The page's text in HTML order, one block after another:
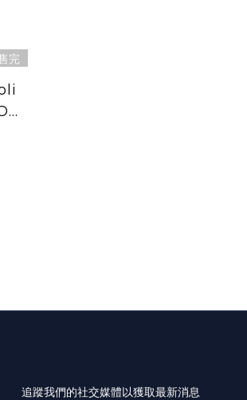
完
追蹤我們的社交媒體以獲取最新消息